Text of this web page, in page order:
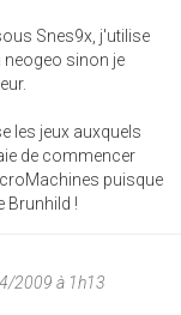
Snes9x, j'utilise
sinon je
les jeux auxquels
de commencer
puisque
Brunhild !
2009 à 1h13